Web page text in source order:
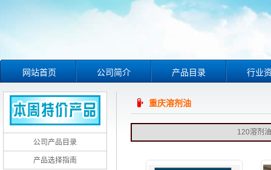
网站首页 公司简介 产品目录 行业
公司产品目录
产品选择指南
重庆溶剂油
120溶剂油